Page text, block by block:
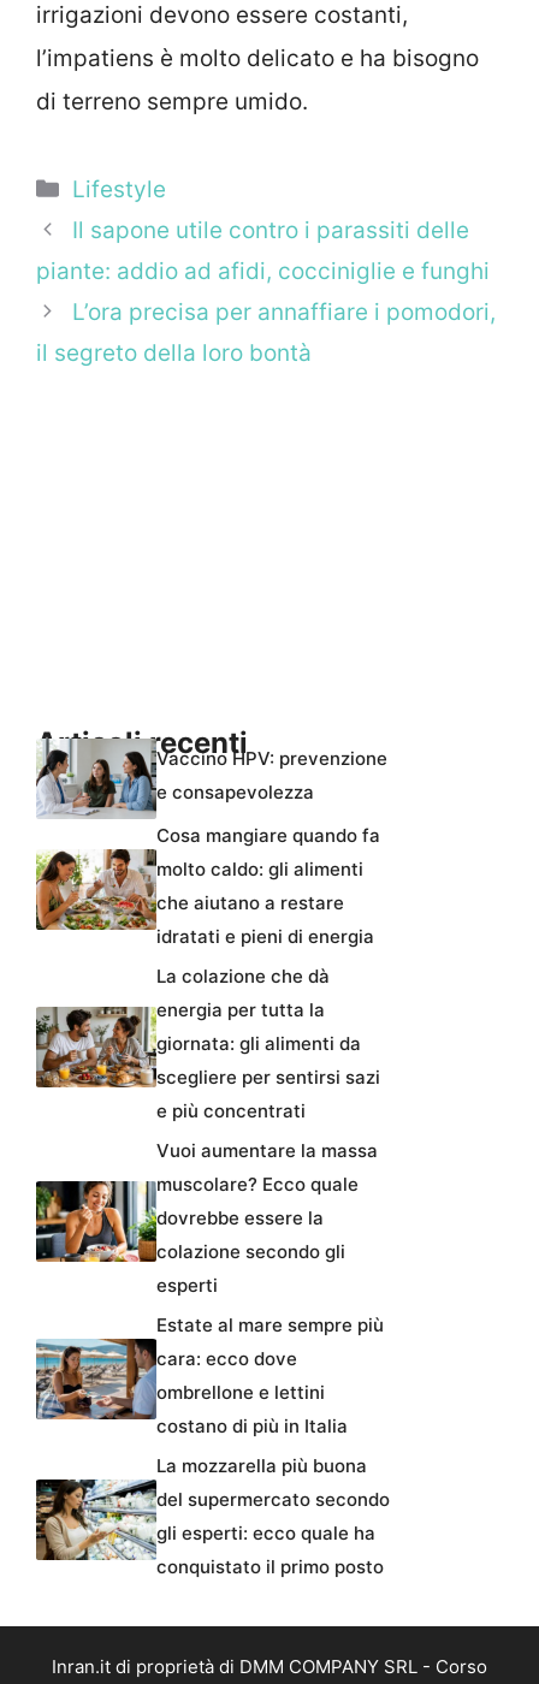
irrigazioni devono essere costanti,
l’impatiens è molto delicato e ha bisogno
di terreno sempre umido.
Categorie
Lifestyle
Il sapone utile contro i parassiti delle
piante: addio ad afidi, cocciniglie e funghi
L’ora precisa per annaffiare i pomodori,
il segreto della loro bontà
Articoli recentiVaccino HPV: prevenzione
e consapevolezza
Cosa mangiare quando fa
molto caldo: gli alimenti
che aiutano a restare
idratati e pieni di energia
La colazione che dà
energia per tutta la
giornata: gli alimenti da
scegliere per sentirsi sazi
e più concentrati
Vuoi aumentare la massa
muscolare? Ecco quale
dovrebbe essere la
colazione secondo gli
esperti
Estate al mare sempre più
cara: ecco dove
ombrellone e lettini
costano di più in Italia
La mozzarella più buona
del supermercato secondo
gli esperti: ecco quale ha
conquistato il primo posto
Inran.it di proprietà di DMM COMPANY SRL - Corso